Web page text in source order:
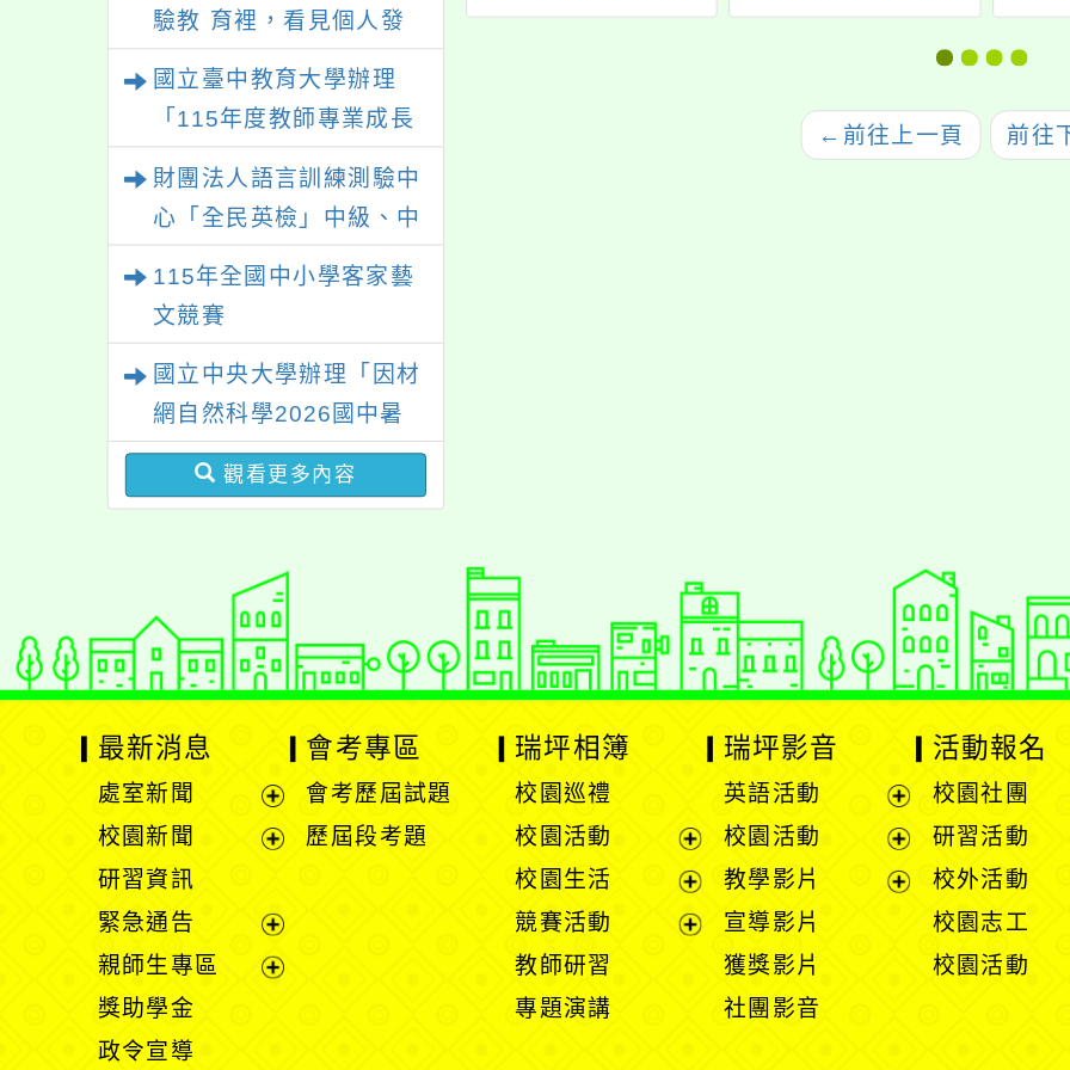
驗教 育裡，看見個人發
展的可能性」
國立臺中教育大學辦理
「115年度教師專業成長
財團法人語言訓練測驗中
心「全民英檢」中級、中
115年全國中小學客家藝
文競賽
國立中央大學辦理「因材
網自然科學2026國中暑
期課程」
觀看更多內容
學與數學學習
-教師增能工作
語課程觀摩與教學經
驗分享」
暨行政人員美感素養
學領域教師探究、動
機融入探究、跨領域
計與專業知能成長計
畫」
支援
教師
畫」
師踴
← 前往上一頁 前往
最新消息
處室新聞
展
單
校園新聞
開
選
單
研習資訊
緊急通告
展
開
親師生專區
獎助學金
政令宣導
會考專區
會考歷屆試題
歷屆段考題
瑞坪相簿
校園巡禮
校園活動
展
開
選
校園生活
展
開
競賽活動
教師研習
專題演講
瑞坪影音
英語活動
展
選
校園活動
展
開
教學影片
宣導影片
獲獎影片
社團影音
活動報名
校園社團
研習活動
校外活動
校園志工
校園活動